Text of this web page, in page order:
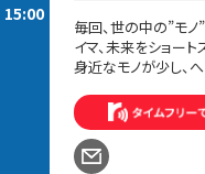
15:00
毎回、世の中の”モノ
イマ、未来をショー
身近なモノが少し、